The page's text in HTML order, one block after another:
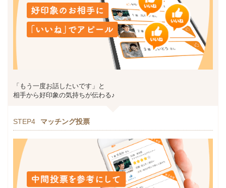
「もう一度お話したいです」と
相手から好印象の気持ちが伝わる♪
STEP4 マッチング投票